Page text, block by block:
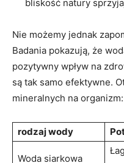
bliskość natury
Nie możemy jednak
Badania pokazują, że
pozytywny wpływ na
są tak⁤ samo⁤ efektywne.
mineralnych na ⁢organizm:
rodzaj wody
Woda siarkowa